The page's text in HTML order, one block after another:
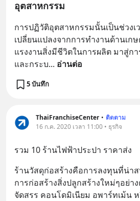
อุตสาหกรรม
การปฏิวัติอุตสาหกรรมนั้นเป็นช่วง
เปลี่ยนแปลงจากการทำงานด้านเก
แรงงานสิ่งมีชีวิตในการผลิต มาสู่กา
และกระบ... อ่านต่อ
5 บันทึก
ThaiFranchiseCenter • ติดตาม
16 ก.ค. 2020 เวลา 11:00 • ธุรกิจ
รวม 10 ร้านไฟฟ้าประปา ราคาส่ง
ร้านวัสดุก่อสร้างคือการลงทุนที่น่า
การก่อสร้างสิ่งปลูกสร้างใหม่ๆอย่า
จัดสรร คอนโดมิเนียม อพาร์ทเม้น